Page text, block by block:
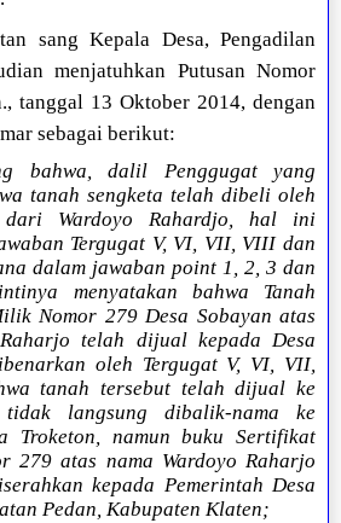
sang Kepala Desa, Pengadilan
menjatuhkan Putusan Nomor
tanggal 13 Oktober 2014, dengan
sebagai berikut:
bahwa, dalil Penggugat yang
tanah sengketa telah dibeli oleh
dari Wardoyo Rahardjo, hal ini
Tergugat V, VI, VII, VIII dan
dalam jawaban point 1, 2, 3 dan
menyatakan bahwa Tanah
Nomor 279 Desa Sobayan atas
telah dijual kepada Desa
oleh Tergugat V, VI, VII,
tanah tersebut telah dijual ke
tidak langsung dibalik-nama ke
Troketon, namun buku Sertifikat
279 atas nama Wardoyo Raharjo
kepada Pemerintah Desa
Pedan, Kabupaten Klaten;